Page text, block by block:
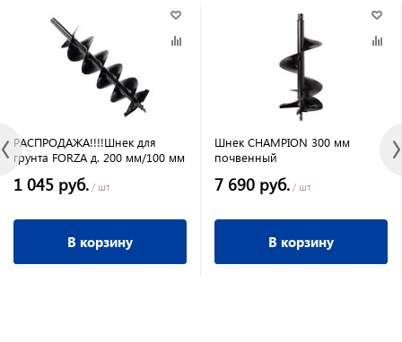
РАСПРОДАЖА!!!!Шнек для
грунта FORZA д. 200 мм/100 мм
1 045 руб. / шт
В корзину
Шнек CHAMPION 300 мм
почвенный
7 690 руб. / шт
В корзину